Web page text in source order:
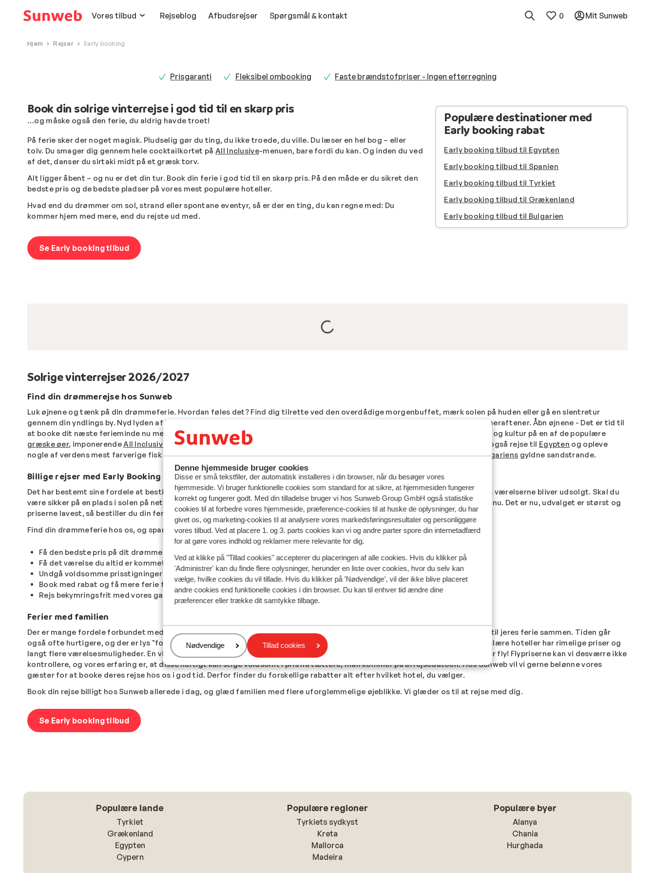
Denne hjemmeside bruger cookies
Disse er små tekstfiler, der automatisk installeres i din browser, når du besøger vores
hjemmeside. Vi bruger funktionelle cookies som standard for at sikre, at hjemmesiden fungerer
korrekt og fungerer godt. Med din tilladelse bruger vi hos Sunweb Group GmbH også statistike
cookies til at forbedre vores hjemmeside, præference-cookies til at huske de oplysninger, du har
givet os, og marketing-cookies til at analysere vores markedsføringsresultater og personliggøre
vores tilbud. Ved at placere 1. og 3. parts cookies kan vi og andre parter spore din internetadfærd
for at gøre vores indhold og reklamer mere relevante for dig.
Ved at klikke på "Tillad cookies" accepterer du placeringen af alle cookies. Hvis du klikker på
'Administrer' kan du finde flere oplysninger, herunder en liste over cookies, hvor du selv kan
vælge, hvilke cookies du vil tillade. Hvis du klikker på 'Nødvendige', vil der ikke blive placeret
andre cookies end funktionelle cookies i din browser. Du kan til enhver tid ændre dine
præferencer eller trække dit samtykke tilbage.
Administrer
Nødvendige Tillad cookies
Vores tilbud
Rejseblog Afbudsrejser Spørgsmål & kontakt 0 Mit Sunweb
Hjem Rejser Early booking
Prisgaranti Fleksibel ombooking Faste brændstofpriser - Ingen efterregning
Book din solrige vinterrejse i god tid til en skarp pris
…og måske også den ferie, du aldrig havde troet!
På ferie sker der noget magisk. Pludselig gør du ting, du ikke troede, du ville. Du læser en hel bog – eller
tolv. Du smager dig gennem hele cocktailkortet på All Inclusive-menuen, bare fordi du kan. Og inden du ved
af det, danser du sirtaki midt på et græsk torv.
Alt ligger åbent – og nu er det din tur. Book din ferie i god tid til en skarp pris. På den måde er du sikret den
bedste pris og de bedste pladser på vores mest populære hoteller.
Hvad end du drømmer om sol, strand eller spontane eventyr, så er der en ting, du kan regne med: Du
kommer hjem med mere, end du rejste ud med.
Se Early booking tilbud
Populære destinationer med
Early booking rabat
Early booking tilbud til Egypten
Early booking tilbud til Spanien
Early booking tilbud til Tyrkiet
Early booking tilbud til Grækenland
Early booking tilbud til Bulgarien
Solrige vinterrejser 2026/2027
Find din drømmerejse hos Sunweb
Luk øjnene og tænk på din drømmeferie. Hvordan føles det? Find dig tilrette ved den overdådige morgenbuffet, mærk solen på huden eller gå en slentretur
gennem din yndlings by. Nyd lyden af kvistene på syrenerne, se solnedgangen sammen, hånd i hånd, og husk på de lange sommeraftener. Åbn øjnene - Det er tid til
at booke dit næste ferieminde nu med early booking rabat. Vi har noget til dig, uanset om du drømmer om fascinerende natur og kultur på en af de populære
græske øer, imponerendeAll Inclusive hoteller i Tyrkieteller lækker tapas og kold sangria på en fortovscafé i . Du kan også rejse til Egypten og opleve
nogle af verdens mest farverige fisk på snorkleture ud fra Rødehavets kyst, eller du kan nyde solen fra en solseng på en afBulgariens gyldne sandstrande.
Billige rejser med Early Booking deals
Det har bestemt sine fordele at bestille i god tid. En ting er at udbuddet er størst, men priserne har det også med at stige som værelserne bliver udsolgt. Skal du
være sikker på en plads i solen på netop det hotel du går og drømmer om. så kan du med fordel planlægge og bestille din ferie nu. Det er nu, udvalget er størst og
priserne lavest, så bestiller du din ferie i dag, kan du spare mange penge med vores early booking-rabatter.
Find din drømmeferie hos os, og spar penge med de mange fordele ved vores early booking rabatter.
Få den bedste pris på dit drømmehotel
Få det værelse du altid er kommet for sent til
Undgå voldsomme prisstigninger på flyrejsen
Book med rabat og få mere ferie for pengene
Rejs bekymringsfrit med vores garantier
Ferier med familien
Der er mange fordele forbundet med at booke din rejse i god tid. Som den helt store bonus er, at du og familien kan glæde jer til jeres ferie sammen. Tiden går
også ofte hurtigere, og der er lys "forenden", som man kalder det. Samtidigt så vil du også kunne opleve, at mange af de populære hoteller har rimelige priser og
langt flere værelsesmuligheder. En vigtig faktor er også, at vi jo sælger en pakkerejse, også kaldet
, der inkluderer fly! Flypriserne kan vi desværre ikke
kontrollere, og vores erfaring er, at disse hurtigt kan stige voldsomt i pris nu tættere, man kommer på afrejsedatoen. Hos Sunweb vil vi gerne belønne vores
gæster for at booke deres rejse hos os i god tid. Derfor finder du forskellige rabatter alt efter hvilket hotel, du vælger.
Book din rejse billigt hos Sunweb allerede i dag, og glæd familien med flere uforglemmelige øjeblikke. Vi glæder os til at rejse med dig.
Se Early booking tilbud
Populære lande
Tyrkiet
Grækenland
Egypten
Cypern
Populære regioner
Tyrkiets sydkyst
Kreta
Mallorca
Madeira
Populære byer
Alanya
Chania
Hurghada